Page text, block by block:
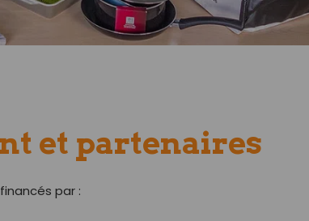
et partenaires
par :